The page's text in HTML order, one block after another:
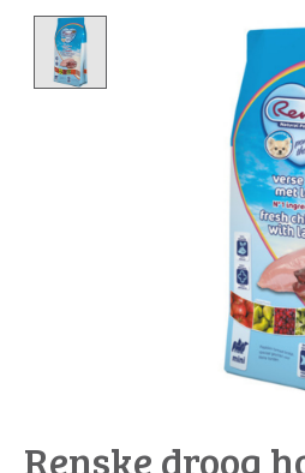
Product image
Renske droog